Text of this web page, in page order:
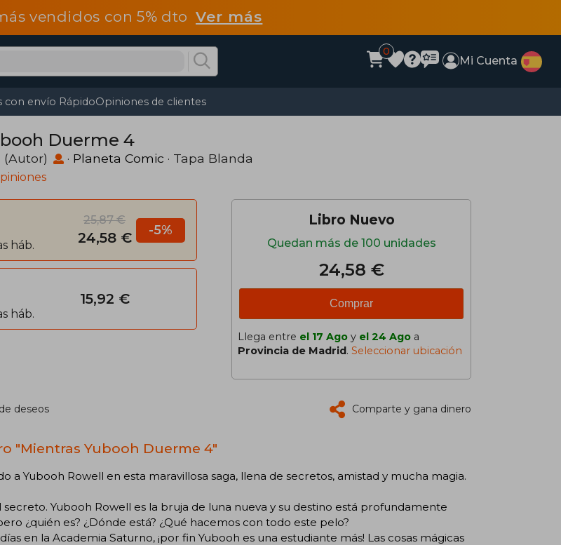
vendidos con 5% dtoVer más
0
Mi Cuenta
con envío RápidoOpiniones de clientes
Duerme 4
(Autor) · Planeta Comic · Tapa Blanda
háb.
25,87 €
24,58 € -5%
háb.
15,92 €
Libro Nuevo
Quedan más de 100 unidades
24,58 €
Comprar
Llega entre el 17 Ago y el 24 Ago a
Provincia de Madrid. Seleccionar ubicación
deseos Comparte y gana dinero
"Mientras Yubooh Duerme 4"
a Yubooh Rowell en esta maravillosa saga, llena de secretos, amistad y mucha magia.
secreto. Yubooh Rowell es la bruja de luna nueva y su destino está profundamente
¿quién es? ¿Dónde está? ¿Qué hacemos con todo este pelo?
en la Academia Saturno, ¡por fin Yubooh es una estudiante más! Las cosas mágicas